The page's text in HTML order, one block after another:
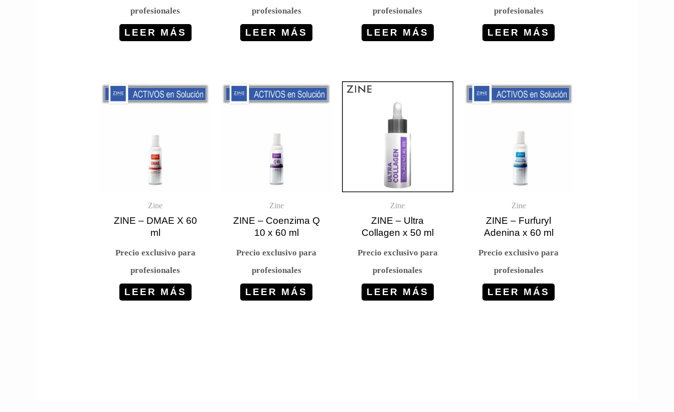
profesionales
LEER MÁS
profesionales
LEER MÁS
profesionales
LEER MÁS
profesionales
LEER MÁS
Zine
ZINE – DMAE X 60
ml
Precio exclusivo para
profesionales
LEER MÁS
Zine
ZINE – Coenzima Q
10 x 60 ml
Precio exclusivo para
profesionales
LEER MÁS
Zine
ZINE – Ultra
Collagen x 50 ml
Precio exclusivo para
profesionales
LEER MÁS
Zine
ZINE – Furfuryl
Adenina x 60 ml
Precio exclusivo para
profesionales
LEER MÁS